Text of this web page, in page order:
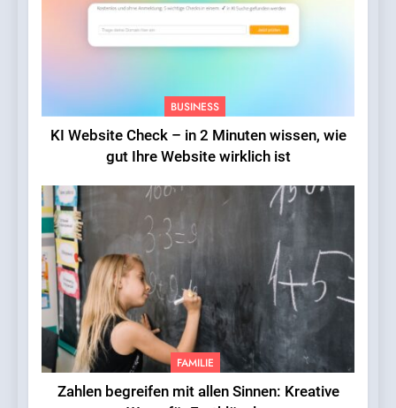
BUSINESS
KI Website Check – in 2 Minuten wissen, wie
gut Ihre Website wirklich ist
FAMILIE
Zahlen begreifen mit allen Sinnen: Kreative